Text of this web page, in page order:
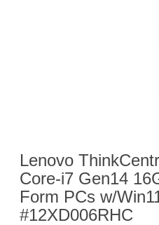
Lenovo
Core-i7 Gen14
Form PCs w/
#12XD006RHC